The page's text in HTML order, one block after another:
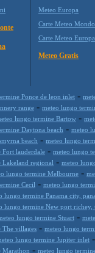
Meteo Europa
Carte Meteo Mondo
Carte Meteo Europa
Meteo Gratis
Ponce de leon inlet -
range - meteo lungo
lungo termine Bartow -
Daytona beach - meteo
beach - meteo lungo
lauderdale - meteo lungo
Lakeland regional - meteo
lungo termine Melbourne -
Cecil - meteo lungo
lungo termine Panama city,
lungo termine New port richey,
lungo termine Stuart -
The villages - meteo lungo
lungo termine Jupiter inlet -
Marathon - meteo lungo